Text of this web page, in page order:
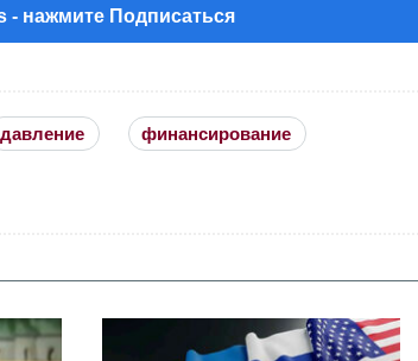
- нажмите Подписаться
давление финансирование